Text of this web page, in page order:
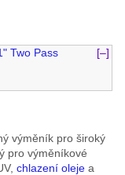
Two Pass
[–]
výměník pro široký
pro výměníkové
chlazení olejea